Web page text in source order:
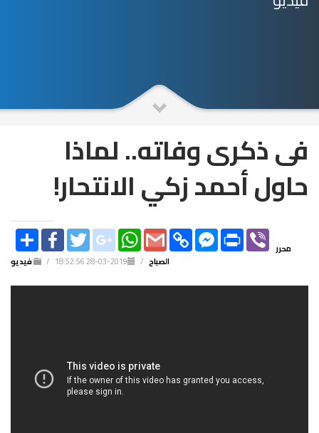
فى ذكرى وفاته.. لماذا
حاول أحمد زكي الانتحار!
SHARE FACEBOOKTWITTERGOOGLE_PLUS
WHATSAPP
GMAIL
COPY
LINK
FACEBOOK
MESSENGER
PRINT
محرر
الصباح /
2019-03-28 18:52:56
/ فيديو